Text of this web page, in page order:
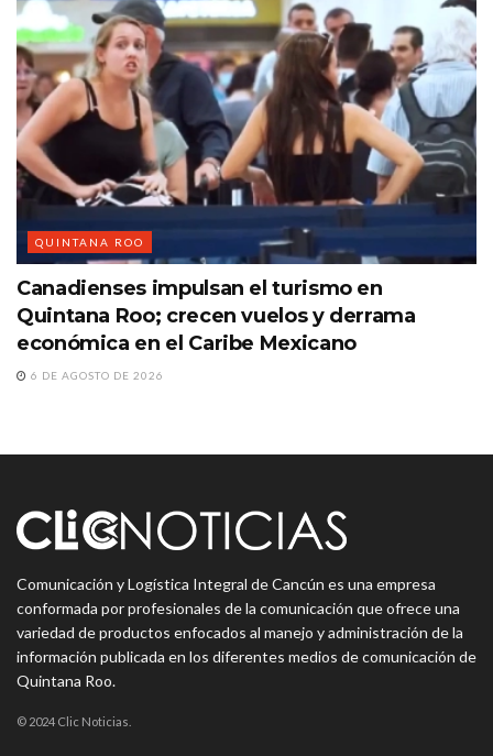
QUINTANA ROO
Canadienses impulsan el turismo en
Quintana Roo; crecen vuelos y derrama
económica en el Caribe Mexicano
6 DE AGOSTO DE 2026
Comunicación y Logística Integral de Cancún es una empresa
conformada por profesionales de la comunicación que ofrece una
variedad de productos enfocados al manejo y administración de la
información publicada en los diferentes medios de comunicación de
Quintana Roo.
© 2024 Clic Noticias.